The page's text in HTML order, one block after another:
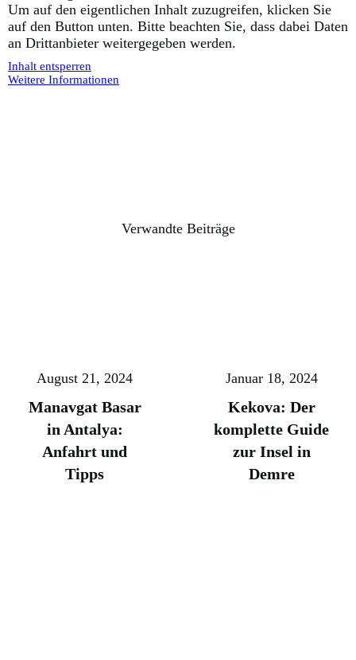
Um auf den eigentlichen Inhalt zuzugreifen, klicken Sie
auf den Button unten. Bitte beachten Sie, dass dabei Daten
an Drittanbieter weitergegeben werden.
Inhalt entsperren
Weitere Informationen
Verwandte Beiträge
August 21, 2024
Manavgat Basar
in Antalya:
Anfahrt und
Tipps
Januar 18, 2024
Kekova: Der
komplette Guide
zur Insel in
Demre